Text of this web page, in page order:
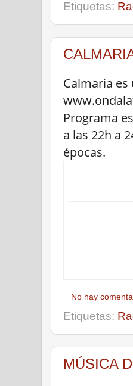
Etiquetas:
Calmaria
Programa
a las 22h a
épocas.
No hay
Etiquetas:
MÚSICA